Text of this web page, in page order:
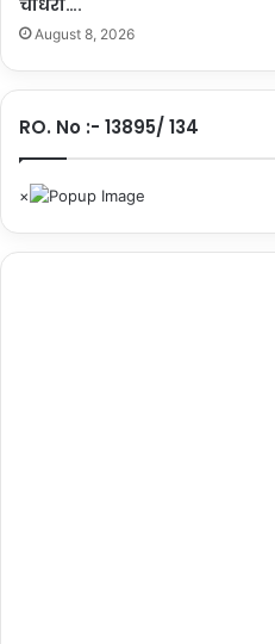
…
उ
त्स
‘
स्त
र
म
August 8, 2026
RO. No :- 13895/ 134